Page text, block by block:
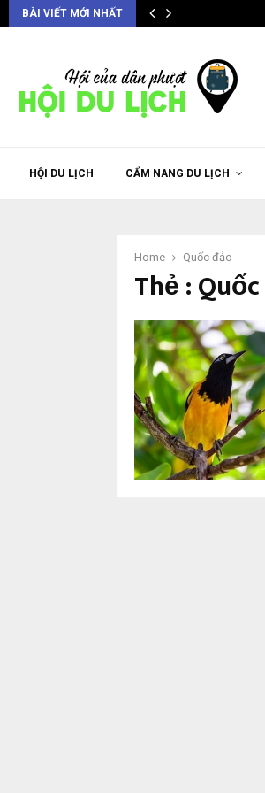
BÀI VIẾT MỚI NHẤT
HỘI DU LỊCH CẨM NANG DU LỊCH
Home Quốc đảo
Thẻ :